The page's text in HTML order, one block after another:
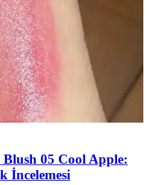
05 Cool Apple:
İncelemesi